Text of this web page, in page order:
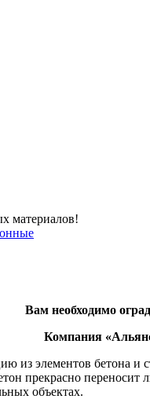
материалов!
Вам необходимо
Компания
из элементов бетона
прекрасно
объектах.